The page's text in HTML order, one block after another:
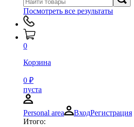
Посмотреть все результаты
0
Корзина
0 ₽
пуста
Personal area ВходРегистрация
Итого: